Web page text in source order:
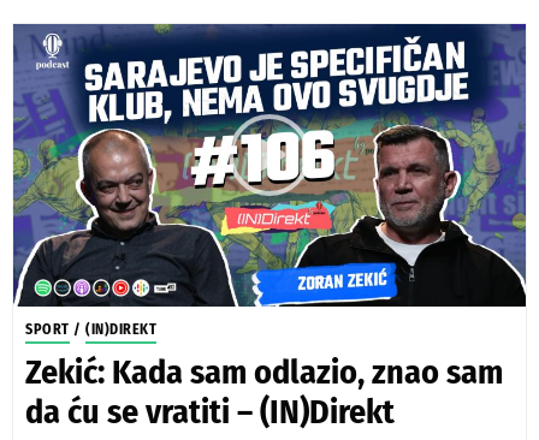
SPORT / (IN)DIREKT
Zekić: Kada sam odlazio, znao sam
da ću se vratiti – (IN)Direkt